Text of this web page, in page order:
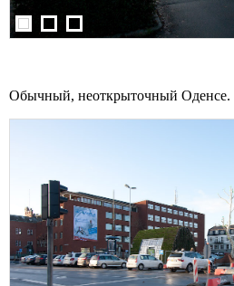
Обычный, неоткрыточный Оденсе.